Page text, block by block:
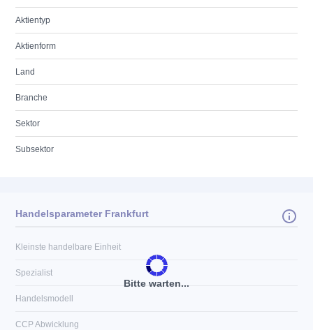
Aktientyp
Aktienform
Land
Branche
Sektor
Subsektor
Bitte warten...
Handelsparameter Frankfurt
Kleinste handelbare Einheit
Spezialist
Handelsmodell
CCP Abwicklung